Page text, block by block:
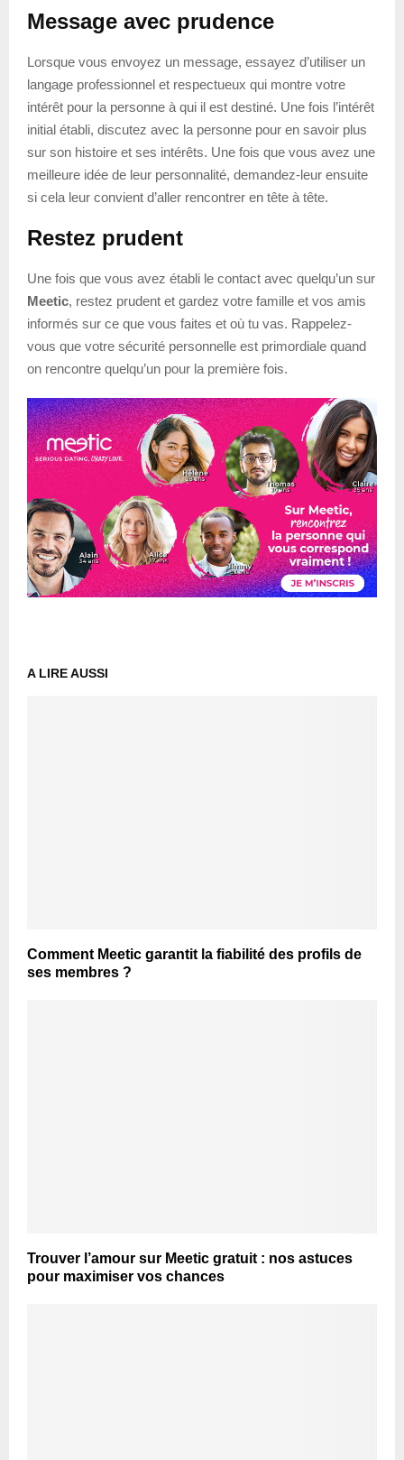
Message avec prudence
Lorsque vous envoyez un message, essayez d’utiliser un
langage professionnel et respectueux qui montre votre
intérêt pour la personne à qui il est destiné. Une fois l’intérêt
initial établi, discutez avec la personne pour en savoir plus
sur son histoire et ses intérêts. Une fois que vous avez une
meilleure idée de leur personnalité, demandez-leur ensuite
si cela leur convient d’aller rencontrer en tête à tête.
Restez prudent
Une fois que vous avez établi le contact avec quelqu’un sur
Meetic, restez prudent et gardez votre famille et vos amis
informés sur ce que vous faites et où tu vas. Rappelez-
vous que votre sécurité personnelle est primordiale quand
on rencontre quelqu’un pour la première fois.
A LIRE AUSSI
Comment Meetic garantit la fiabilité des profils de
ses membres ?
Trouver l’amour sur Meetic gratuit : nos astuces
pour maximiser vos chances